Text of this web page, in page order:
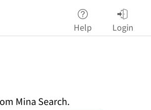
Help Login
Mina Search.